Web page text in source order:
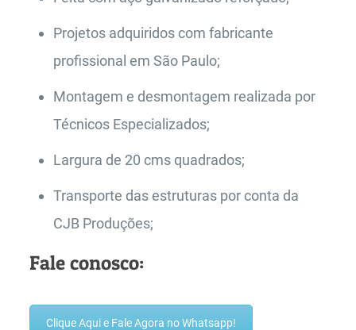
Projetos adquiridos com fabricante
profissional em São Paulo;
Montagem e desmontagem realizada por
Técnicos Especializados;
Largura de 20 cms quadrados;
Transporte das estruturas por conta da
CJB Produções;
Fale conosco:
Clique Aqui e Fale Agora no Whatsapp!